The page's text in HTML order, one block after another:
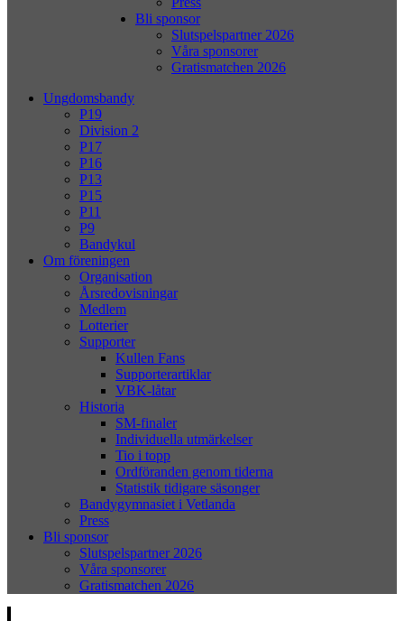
Bli sponsor
Slutspelspartner 2026
Våra sponsorer
Gratismatchen 2026
Ungdomsbandy
P19
Division 2
P17
P16
P13
P15
P11
P9
Bandykul
Om föreningen
Organisation
Årsredovisningar
Medlem
Lotterier
Supporter
Kullen Fans
Supporterartiklar
VBK-låtar
Historia
SM-finaler
Individuella utmärkelser
Tio i topp
Ordföranden genom tiderna
Statistik tidigare säsonger
Bandygymnasiet i Vetlanda
Press
Bli sponsor
Slutspelspartner 2026
Våra sponsorer
Gratismatchen 2026